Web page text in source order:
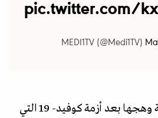
pic.twitter.com/
واستعادت هذه الصناعة وهجها بعد أزمة كوفيد- 19 التي